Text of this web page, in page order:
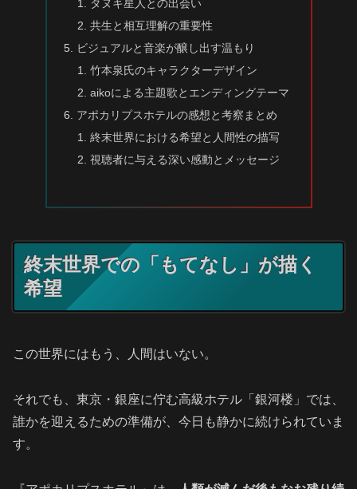
タヌキ星人との出会い
共生と相互理解の重要性
ビジュアルと音楽が醸し出す温もり
竹本泉氏のキャラクターデザイン
aikoによる主題歌とエンディングテーマ
アポカリプスホテルの感想と考察まとめ
終末世界における希望と人間性の描写
視聴者に与える深い感動とメッセージ
終末世界での「もてなし」が描く
希望
この世界にはもう、人間はいない。
それでも、東京・銀座に佇む高級ホテル「銀河楼」では、
誰かを迎えるための準備が、今日も静かに続けられていま
す。